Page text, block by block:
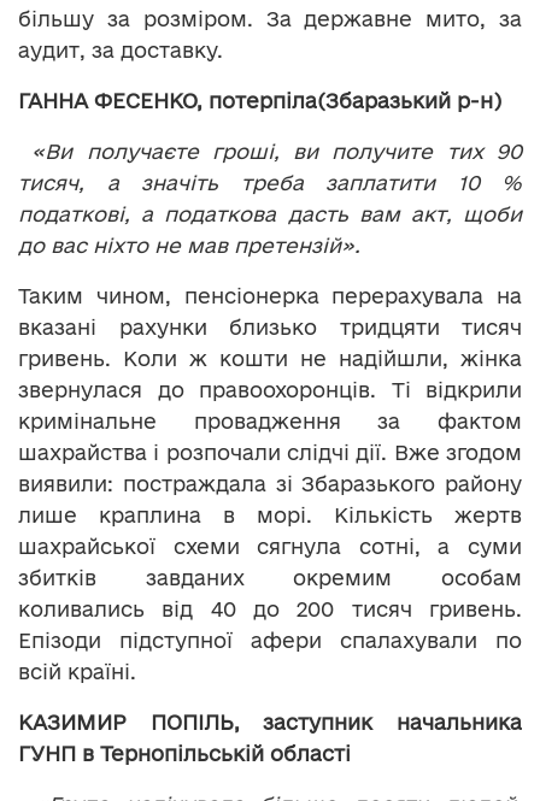
більшу за розміром. За державне мито, за
аудит, за доставку.
ГАННА ФЕСЕНКО, потерпіла(Збаразький р-н)
«Ви получаєте гроші, ви получите тих 90
тисяч, а значіть треба заплатити 10 %
податкові, а податкова дасть вам акт, щоби
до вас ніхто не мав претензій».
Таким чином, пенсіонерка перерахувала на
вказані рахунки близько тридцяти тисяч
гривень. Коли ж кошти не надійшли, жінка
звернулася до правоохоронців. Ті відкрили
кримінальне провадження за фактом
шахрайства і розпочали слідчі дії. Вже згодом
виявили: постраждала зі Збаразького району
лише краплина в морі. Кількість жертв
шахрайської схеми сягнула сотні, а суми
збитків завданих окремим особам
коливались від 40 до 200 тисяч гривень.
Епізоди підступної афери спалахували по
всій країні.
КАЗИМИР ПОПІЛЬ, заступник начальника
ГУНП в Тернопільській області